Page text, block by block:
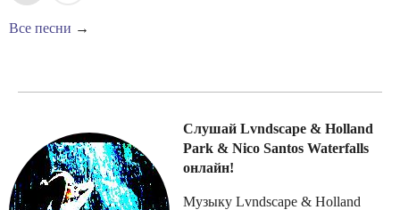
Все песни →
Слушай Lvndscape & Holland
Park & Nico Santos Waterfalls
онлайн!
Музыку Lvndscape & Holland